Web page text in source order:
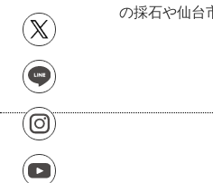
の採石や仙台